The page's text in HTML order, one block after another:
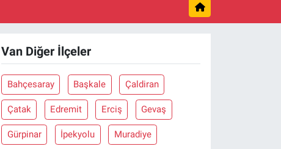
Van Diğer İlçeler
Bahçesaray Başkale Çaldiran
Çatak Edremit Erciş Gevaş
Gürpinar İpekyolu Muradiye